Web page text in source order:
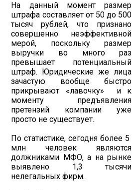
На данный момент размер
штрафа составляет от 50 до 500
тысяч рублей, что признано
совершенно неэффективной
мерой, поскольку размер
выручки во много раз
превышает потенциальный
штраф. Юридические же лица
зачастую вообще быстро
прикрывают «лавочку» и к
моменту предъявления
претензий компании уже
просто не существует.
По статистике, сегодня более 5
млн человек являются
должниками МФО, а на рынке
выявлено 1,3 тысячи
нелегальных фирм.